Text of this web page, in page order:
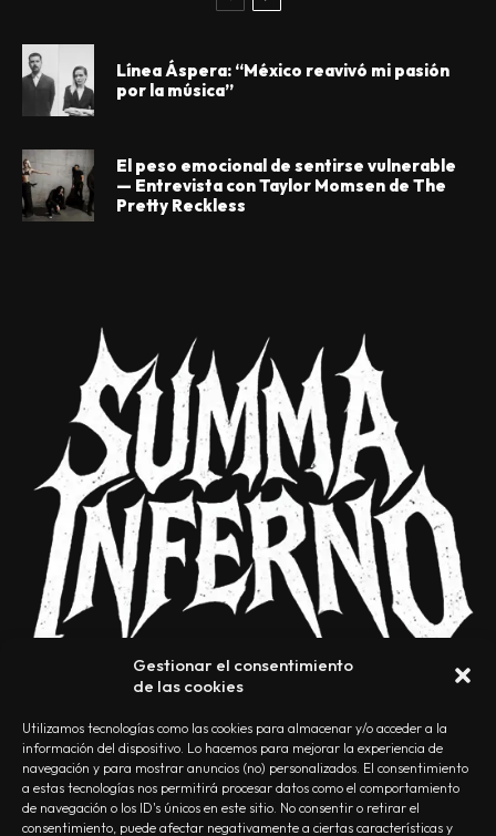
Gestionar el consentimiento
de las cookies
Utilizamos tecnologías como las cookies para almacenar y/o acceder a la
información del dispositivo. Lo hacemos para mejorar la experiencia de
navegación y para mostrar anuncios (no) personalizados. El consentimiento
a estas tecnologías nos permitirá procesar datos como el comportamiento
de navegación o los ID's únicos en este sitio. No consentir o retirar el
consentimiento, puede afectar negativamente a ciertas características y
Línea Áspera: “México reavivó mi pasión
por la música”
El peso emocional de sentirse vulnerable
— Entrevista con Taylor Momsen de The
Pretty Reckless
NOSOTROS CONTACTO EDITORIAL POLÍTICA DE PRIVACIDAD